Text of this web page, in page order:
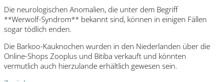
Die neurologischen Anomalien, die unter dem Begriff
**Werwolf-Syndrom** bekannt sind, können in einigen Fällen
sogar tödlich enden.
Die Barkoo-Kauknochen wurden in den Niederlanden über die
Online-Shops Zooplus und Bitiba verkauft und könnten
vermutlich auch hierzulande erhältlich gewesen sein.